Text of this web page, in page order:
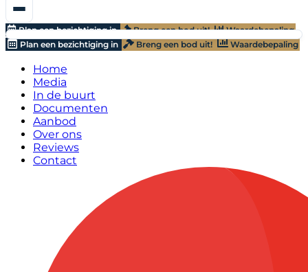
Plan een bezichtiging in Breng een bod uit!
Waardebepaling
Plan een bezichtiging in
Breng een bod uit! Waardebepaling
Home
Media
In de buurt
Documenten
Aanbod
Over ons
Reviews
Contact